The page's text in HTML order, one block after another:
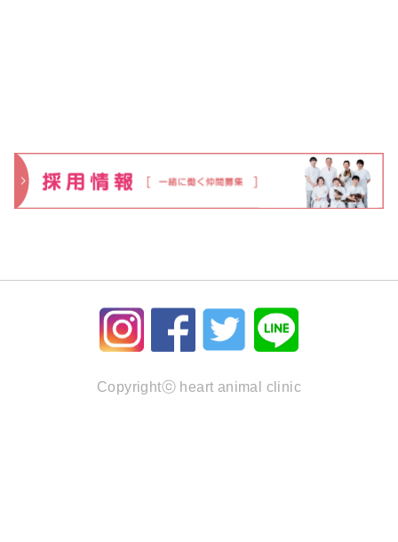
Copyrightⓒ heart animal clinic